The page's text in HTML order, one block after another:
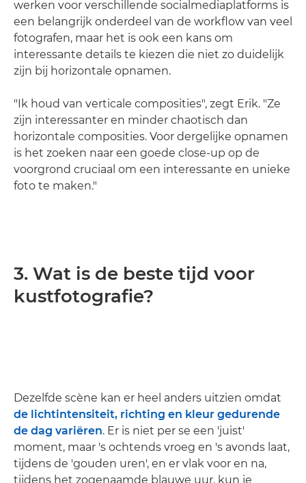
werken voor verschillende socialmediaplatforms is
een belangrijk onderdeel van de workflow van veel
fotografen, maar het is ook een kans om
interessante details te kiezen die niet zo duidelijk
zijn bij horizontale opnamen.
"Ik houd van verticale composities", zegt Erik. "Ze
zijn interessanter en minder chaotisch dan
horizontale composities. Voor dergelijke opnamen
is het zoeken naar een goede close-up op de
voorgrond cruciaal om een interessante en unieke
foto te maken."
3. Wat is de beste tijd voor
kustfotografie?
Dezelfde scène kan er heel anders uitzien omdat
de lichtintensiteit, richting en kleur gedurende
de dag variëren. Er is niet per se een 'juist'
moment, maar 's ochtends vroeg en 's avonds laat,
tijdens de 'gouden uren', en er vlak voor en na,
tijdens het zogenaamde blauwe uur, kun je